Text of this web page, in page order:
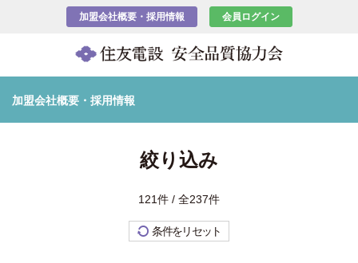
加盟会社概要・採用情報 会員ログイン
加盟会社概要・採用情報
絞り込み
121件 / 全237件
条件をリセット